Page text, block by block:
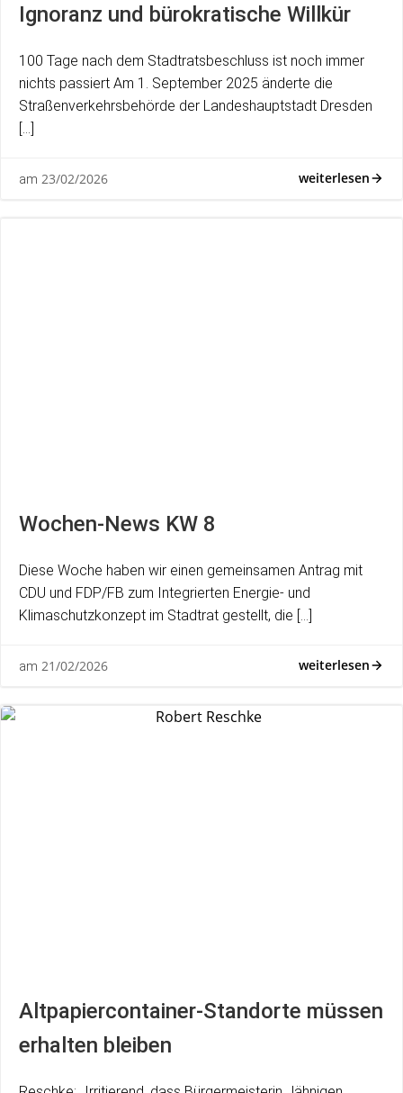
Ignoranz und bürokratische Willkür
100 Tage nach dem Stadtratsbeschluss ist noch immer
nichts passiert Am 1. September 2025 änderte die
Straßenverkehrsbehörde der Landeshauptstadt Dresden
[…]
am 23/02/2026 weiterlesen
Wochen-News KW 8
Diese Woche haben wir einen gemeinsamen Antrag mit
CDU und FDP/FB zum Integrierten Energie- und
Klimaschutzkonzept im Stadtrat gestellt, die […]
am 21/02/2026 weiterlesen
Altpapiercontainer-Standorte müssen
erhalten bleiben